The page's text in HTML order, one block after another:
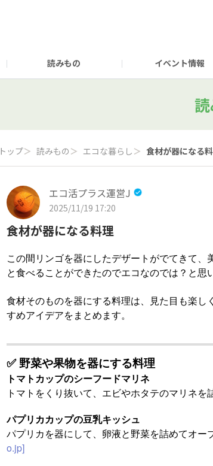
読みもの イベント情報
トップ＞ 読みもの ＞ エコな暮らし ＞ 食材が器になる
エコ活プラス運営J
2025/11/19 17:20
食材が器になる料理
この間リンゴを器にしたデザートがでてきて
と食べることができたのでエコなのでは？と思
食材そのものを器にする料理は、見た目も楽
すめアイデアをまとめます。
✅野菜や果物を器にする料理
トマトカップのシーフードマリネ
トマトをくり抜いて、エビやホタテのマリネを
パプリカカップの豆乳キッシュ
パプリカを器にして、卵液と野菜を詰めてオー
o.jp]